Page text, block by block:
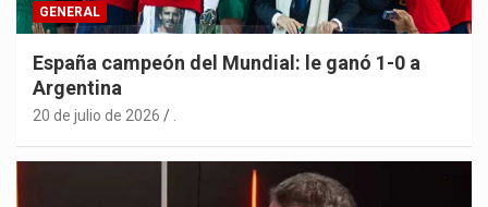
GENERAL
España campeón del Mundial: le ganó 1-0 a
Argentina
20 de julio de 2026